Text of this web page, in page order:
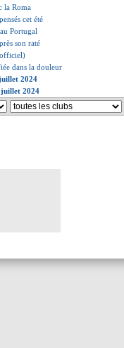
la Roma
cet été
Portugal
son raté
dans la douleur
2024
juillet 2024